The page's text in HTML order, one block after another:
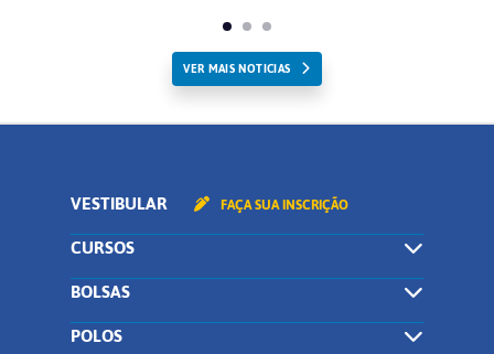
VER MAIS NOTICIAS
VESTIBULAR FAÇA SUA INSCRIÇÃO
CURSOS
BOLSAS
POLOS